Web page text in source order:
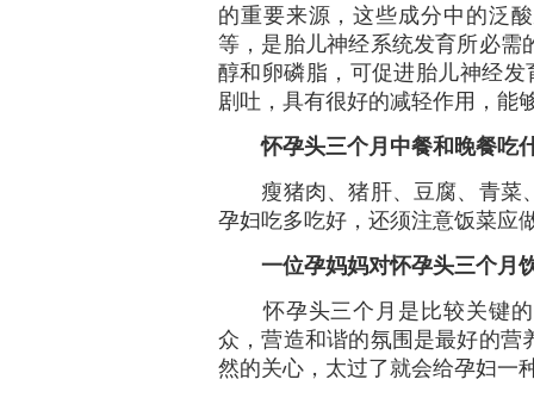
的重要来源，这些成分中的泛
等，是胎儿神经系统发育所必需
醇和卵磷脂，可促进胎儿神经
剧吐，具有很好的减轻作用，能
怀孕头三个月中餐和晚餐吃
瘦猪肉、猪肝、豆腐、青菜
孕妇吃多吃好，还须注意饭菜应
一位孕妈妈对怀孕头三个月
怀孕头三个月是比较关键的
众，营造和谐的氛围是最好的营
然的关心，太过了就会给孕妇一